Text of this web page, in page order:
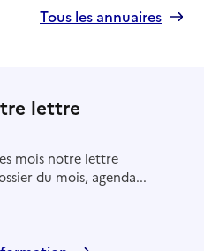
Tous les annuaires
lettre
mois notre lettre
du mois, agenda...